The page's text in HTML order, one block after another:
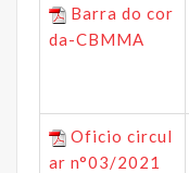
Barra do cor
da-CBMMA
Oficio circul
ar n°03/2021